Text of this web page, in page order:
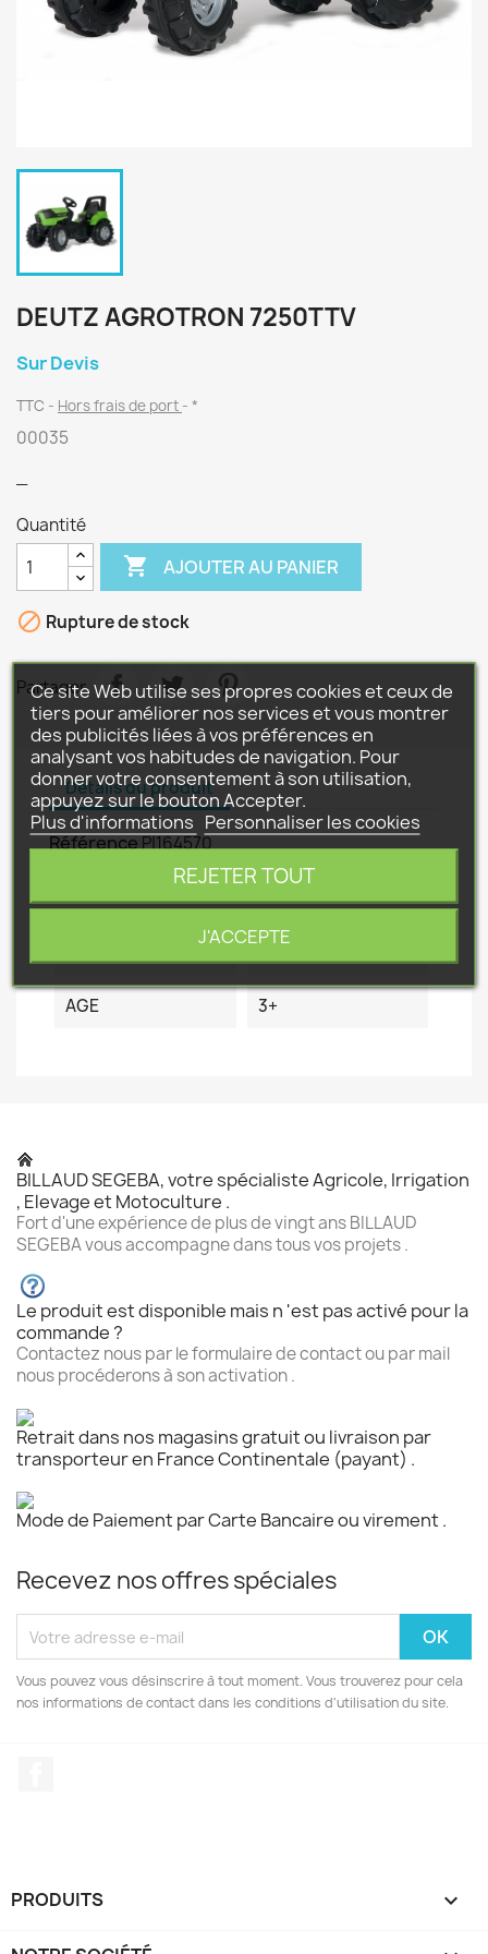
DEUTZ AGROTRON 7250TTV
Sur Devis
TTC Hors frais de port *
00035
Quantité
 AJOUTER AU PANIER
 Rupture de stock
Partager
Détails du produit
RéférenceP|164570
PEDALES ET GROS
AGE 3+
BILLAUD SEGEBA, votre spécialiste Agricole, Irrigation
, Elevage et Motoculture .
Fort d'une expérience de plus de vingt ans BILLAUD
SEGEBA vous accompagne dans tous vos projets .
Le produit est disponible mais n 'est pas activé pour la
commande ?
Contactez nous par le formulaire de contact ou par mail
nous procéderons à son activation .
Retrait dans nos magasins gratuit ou livraison par
transporteur en France Continentale (payant) .
Mode de Paiement par Carte Bancaire ou virement .
Recevez nos offres spéciales
Vous pouvez vous désinscrire à tout moment. Vous trouverez pour cela
nos informations de contact dans les conditions d'utilisation du site.
PRODUITS 
Ce site Web utilise ses propres cookies et ceux de
tiers pour améliorer nos services et vous montrer
des publicités liées à vos préférences en
analysant vos habitudes de navigation. Pour
donner votre consentement à son utilisation,
appuyez sur le bouton Accepter.
Plus d'informations Personnaliser les cookies
REJETER TOUT
J'ACCEPTE